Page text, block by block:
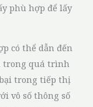
có thể dẫn đến
trong quá trình
trong tiếp thị
vô số thông số